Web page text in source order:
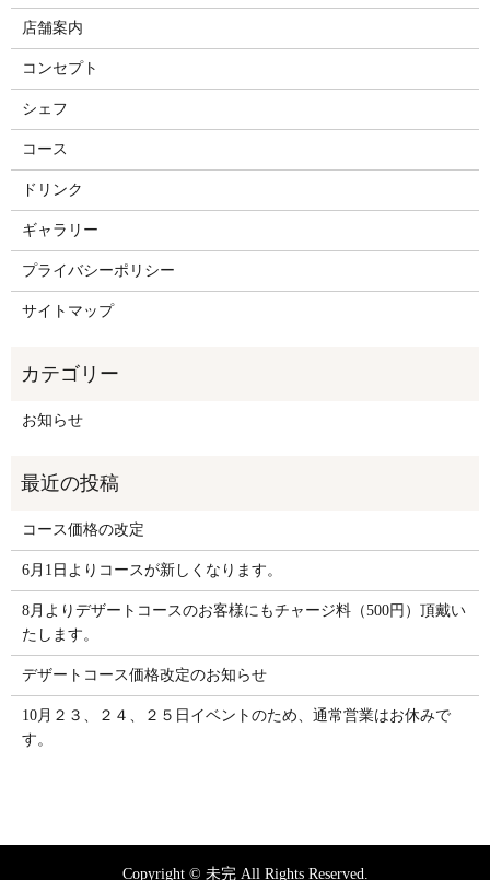
店舗案内
コンセプト
シェフ
コース
ドリンク
ギャラリー
プライバシーポリシー
サイトマップ
お知らせ
コース価格の改定
6月1日よりコースが新しくなります。
8月よりデザートコースのお客様にもチャージ料（500円）頂戴い
たします。
デザートコース価格改定のお知らせ
10月２３、２４、２５日イベントのため、通常営業はお休みで
す。
Copyright © 未完 All Rights Reserved.